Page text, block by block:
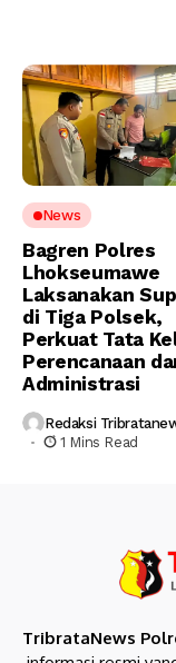
News
Bagren Polres
Lhokseumawe
Laksanakan
di Tiga Polsek,
Perkuat Tata
Perencanaan
Administrasi
Redaksi
1 Mins Read
TribrataNews